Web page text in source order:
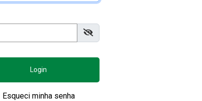
Login
Esqueci minha senha